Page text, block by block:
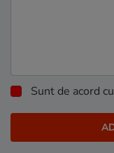
Sunt de acord cu